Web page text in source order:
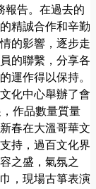
報告。在過去的
精誠合作和辛勤
的影響，逐步走
的聯繫，分享各
運作得以保持。
化中心舉辦了會
作品數量質量
春在大溫哥華文
持，過百文化界
之盛，氣氛之
，現場古箏表演